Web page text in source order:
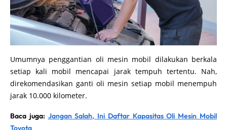
Umumnya penggantian oli mesin mobil dilakukan berkala
setiap kali mobil mencapai jarak tempuh tertentu. Nah,
direkomendasikan ganti oli mesin setiap mobil menempuh
jarak 10.000 kilometer.
Baca juga: Jangan Salah, Ini Daftar Kapasitas Oli Mesin Mobil
Toyota